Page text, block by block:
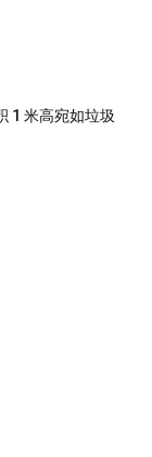
1 米高宛如垃圾